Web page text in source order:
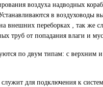
воздуха надводных
в воздуховоды
внешних переборках , так же
труб от попадания влаги и
по двум типам: с верхним
для подключения к